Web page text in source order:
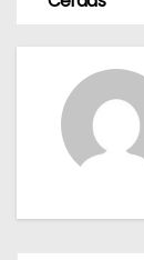
o
o
k
p
v
s